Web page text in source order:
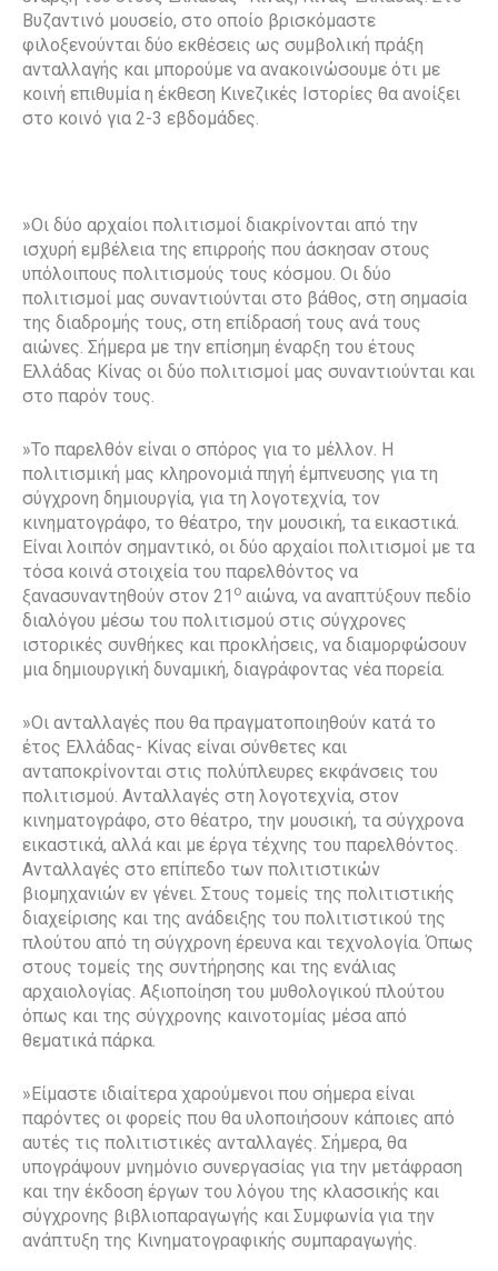
Βυζαντινό μουσείο, στο οποίο βρισκόμαστε
φιλοξενούνται δύο εκθέσεις ως συμβολική πράξη
ανταλλαγής και μπορούμε να ανακοινώσουμε ότι με
κοινή επιθυμία η έκθεση Κινεζικές Ιστορίες θα ανοίξει
στο κοινό για 2-3 εβδομάδες.
»Οι δύο αρχαίοι πολιτισμοί διακρίνονται από την
ισχυρή εμβέλεια της επιρροής που άσκησαν στους
υπόλοιπους πολιτισμούς τους κόσμου. Οι δύο
πολιτισμοί μας συναντιούνται στο βάθος, στη σημασία
της διαδρομής τους, στη επίδρασή τους ανά τους
αιώνες. Σήμερα με την επίσημη έναρξη του έτους
Ελλάδας Κίνας οι δύο πολιτισμοί μας συναντιούνται και
στο παρόν τους.
»Το παρελθόν είναι ο σπόρος για το μέλλον. Η
πολιτισμική μας κληρονομιά πηγή έμπνευσης για τη
σύγχρονη δημιουργία, για τη λογοτεχνία, τον
κινηματογράφο, το θέατρο, την μουσική, τα εικαστικά.
Είναι λοιπόν σημαντικό, οι δύο αρχαίοι πολιτισμοί με τα
τόσα κοινά στοιχεία του παρελθόντος να
ξανασυναντηθούν στον 21 ο αιώνα, να αναπτύξουν πεδίο
διαλόγου μέσω του πολιτισμού στις σύγχρονες
ιστορικές συνθήκες και προκλήσεις, να διαμορφώσουν
μια δημιουργική δυναμική, διαγράφοντας νέα πορεία.
»Οι ανταλλαγές που θα πραγματοποιηθούν κατά το
έτος Ελλάδας- Κίνας είναι σύνθετες και
ανταποκρίνονται στις πολύπλευρες εκφάνσεις του
πολιτισμού. Ανταλλαγές στη λογοτεχνία, στον
κινηματογράφο, στο θέατρο, την μουσική, τα σύγχρονα
εικαστικά, αλλά και με έργα τέχνης του παρελθόντος.
Ανταλλαγές στο επίπεδο των πολιτιστικών
βιομηχανιών εν γένει. Στους τομείς της πολιτιστικής
διαχείρισης και της ανάδειξης του πολιτιστικού της
πλούτου από τη σύγχρονη έρευνα και τεχνολογία. Όπως
στους τομείς της συντήρησης και της ενάλιας
αρχαιολογίας. Αξιοποίηση του μυθολογικού πλούτου
όπως και της σύγχρονης καινοτομίας μέσα από
θεματικά πάρκα.
»Είμαστε ιδιαίτερα χαρούμενοι που σήμερα είναι
παρόντες οι φορείς που θα υλοποιήσουν κάποιες από
αυτές τις πολιτιστικές ανταλλαγές. Σήμερα, θα
υπογράψουν μνημόνιο συνεργασίας για την μετάφραση
και την έκδοση έργων του λόγου της κλασσικής και
σύγχρονης βιβλιοπαραγωγής και Συμφωνία για την
ανάπτυξη της Κινηματογραφικής συμπαραγωγής.